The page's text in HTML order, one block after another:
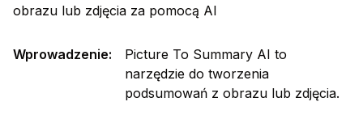
obrazu lub zdjęcia za pomocą AI
Wprowadzenie:
Picture To Summary AI to
narzędzie do tworzenia
podsumowań z obrazu lub zdjęcia.